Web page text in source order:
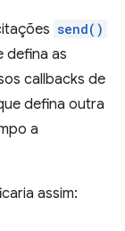
send()
defina as
callbacks de
defina outra
a
assim: